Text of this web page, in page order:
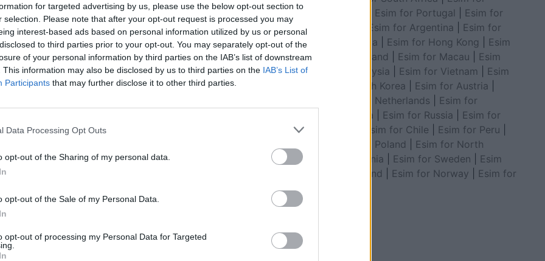
for targeted advertising by us, please use the below opt-out section to
selection. Please note that after your opt-out request is processed you may
interest-based ads based on personal information utilized by us or personal
to third parties prior to your opt-out. You may separately opt-out of the
of your personal information by third parties on the IAB’s list of downstream
This information may also be disclosed by us to third parties on the IAB’s List of
Participants that may further disclose it to other third parties.
Data Processing Opt Outs
opt-out of the Sharing of my personal data.
opt-out of the Sale of my Personal Data.
opt-out of processing my Personal Data for Targeted
Esim for Portugal
Esim for
Esim for Argentina
Esim for
Colombia
Esim for Hong Kong
Esim
for Thailand
Esim for Macau
Esim
for Malaysia
Esim for Vietnam
Esim
for South Korea
Esim for Austria
Esim for Netherlands
Esim for
Australia
Esim for Russia
Esim for
Esim for Chile Esim for Peru
Esim for Poland
Esim for North
Macedonia
Esim for Sweden
Esim
for Finland
Esim for Norway
Esim for